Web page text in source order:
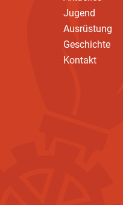
Jugend
Ausrüstung
Geschichte
Kontakt